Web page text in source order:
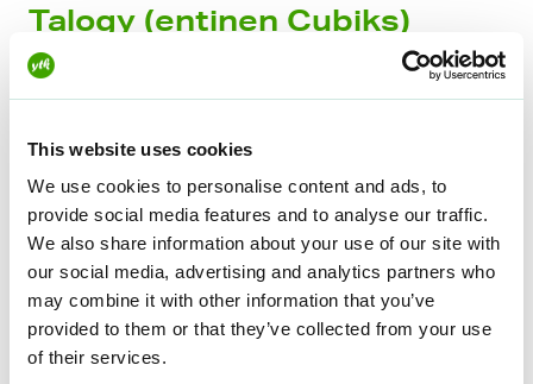
This website uses cookies
We use cookies to personalise content and ads, to
provide social media features and to analyse our traffic.
We also share information about your use of our site with
our social media, advertising and analytics partners who
may combine it with other information that you’ve
provided to them or that they’ve collected from your use
of their services.
Talogy (entinen Cubiks)
Henkilöarviointeja Suomessa ja maailmalla
mahdollisuuden harjoitella heidän testejään
Lisäksi he kertovat avoimesti omasta
arviointiprosessistaan ja antavat hyviä vinkkejä
arviointiin tulijalle.
Testaa Talogya!